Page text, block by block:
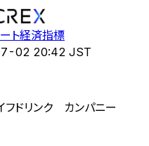
ト経済指標
02 20:42 JST
フドリンク カンパニー